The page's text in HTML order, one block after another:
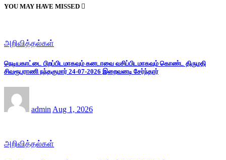
YOU MAY HAVE MISSED
அறிவித்தல்கள்
நெடியகாட்டை பிறப்பிடமாகவும் கனடாவை வசிப்பிடமாகவும் கொண்ட திருமதி
சிவரூபராணி நந்தகுமார் 24-07-2026 இறைவனடி சேர்ந்தார்
admin Aug 1, 2026
அறிவித்தல்கள்